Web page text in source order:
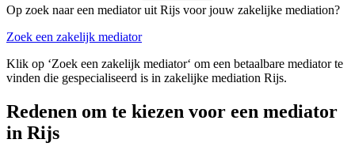
Op zoek naar een mediator uit Rijs voor jouw zakelijke mediation?
Zoek een zakelijk mediator
Klik op ‘Zoek een zakelijk mediator‘ om een betaalbare mediator te
vinden die gespecialiseerd is in zakelijke mediation Rijs.
Redenen om te kiezen voor een mediator
in Rijs